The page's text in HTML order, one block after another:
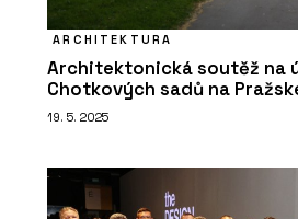
PRODUKTY
Série keramických
RAKO
ARCHITEKTURA
Architektonická soutěž na
Chotkových sadů na
19. 5. 2025